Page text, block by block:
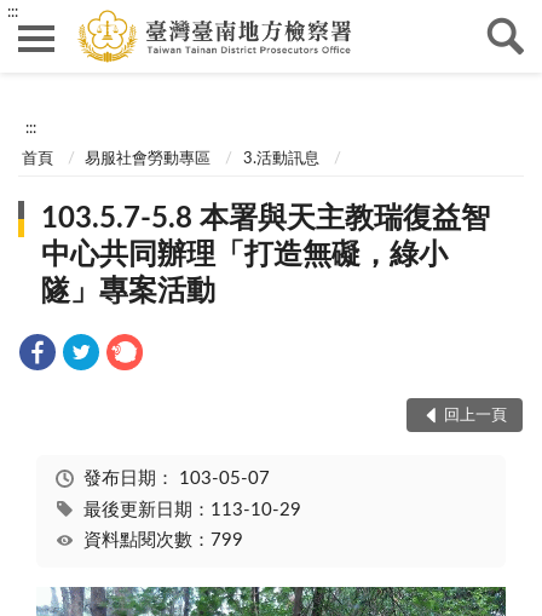
:::
:::
首頁 易服社會勞動專區 3.活動訊息
103.5.7-5.8 本署與天主教瑞復益智
中心共同辦理「打造無礙，綠小
隧」專案活動
回上一頁
發布日期： 103-05-07
最後更新日期：113-10-29
資料點閱次數：799